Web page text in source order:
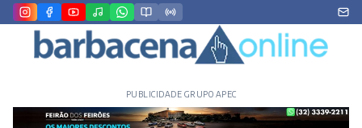
PUBLICIDADE GRUPO APEC